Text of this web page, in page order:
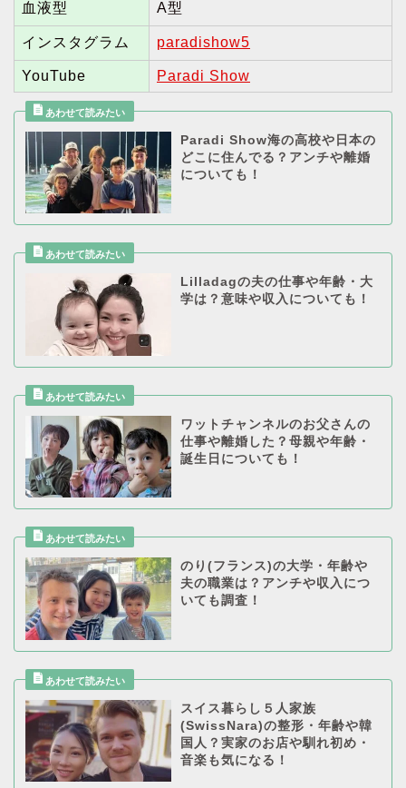
血液型 A型
インスタグラム paradishow5
YouTube Paradi Show
Paradi Show海の高校や日本の
どこに住んでる？アンチや離婚
についても！
Lilladagの夫の仕事や年齢・大
学は？意味や収入についても！
ワットチャンネルのお父さんの
仕事や離婚した？母親や年齢・
誕生日についても！
のり(フランス)の大学・年齢や
夫の職業は？アンチや収入につ
いても調査！
スイス暮らし５人家族
(SwissNara)の整形・年齢や韓
国人？実家のお店や馴れ初め・
音楽も気になる！